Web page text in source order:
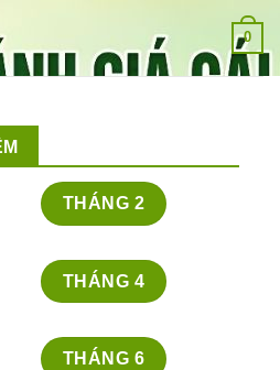
0
THÁNG 2
THÁNG 4
THÁNG 6